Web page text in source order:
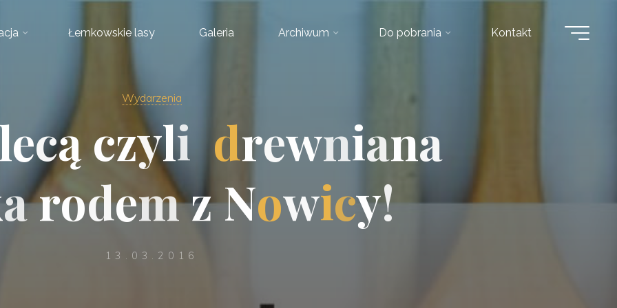
Łemkowskie lasy Galeria Archiwum Do pobrania Kontakt
Wydarzenia
lecą czyli drewniana
arodemzNowicy!
13.03.2016